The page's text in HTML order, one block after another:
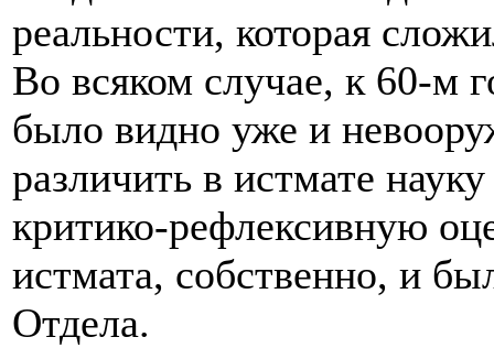
реальности, которая
Во всяком случае, к 60-м
было видно уже и
различить в истмате
критико-рефлексивную
истмата, собственно, и
Отдела.